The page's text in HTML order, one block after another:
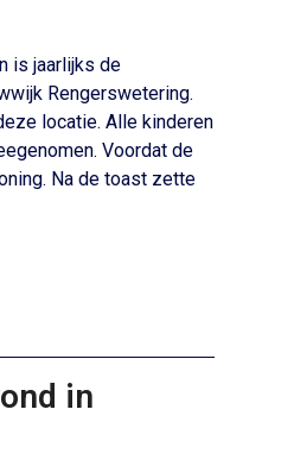
is jaarlijks de
Rengerswetering.
locatie. Alle kinderen
Voordat de
Na de toast zette
in